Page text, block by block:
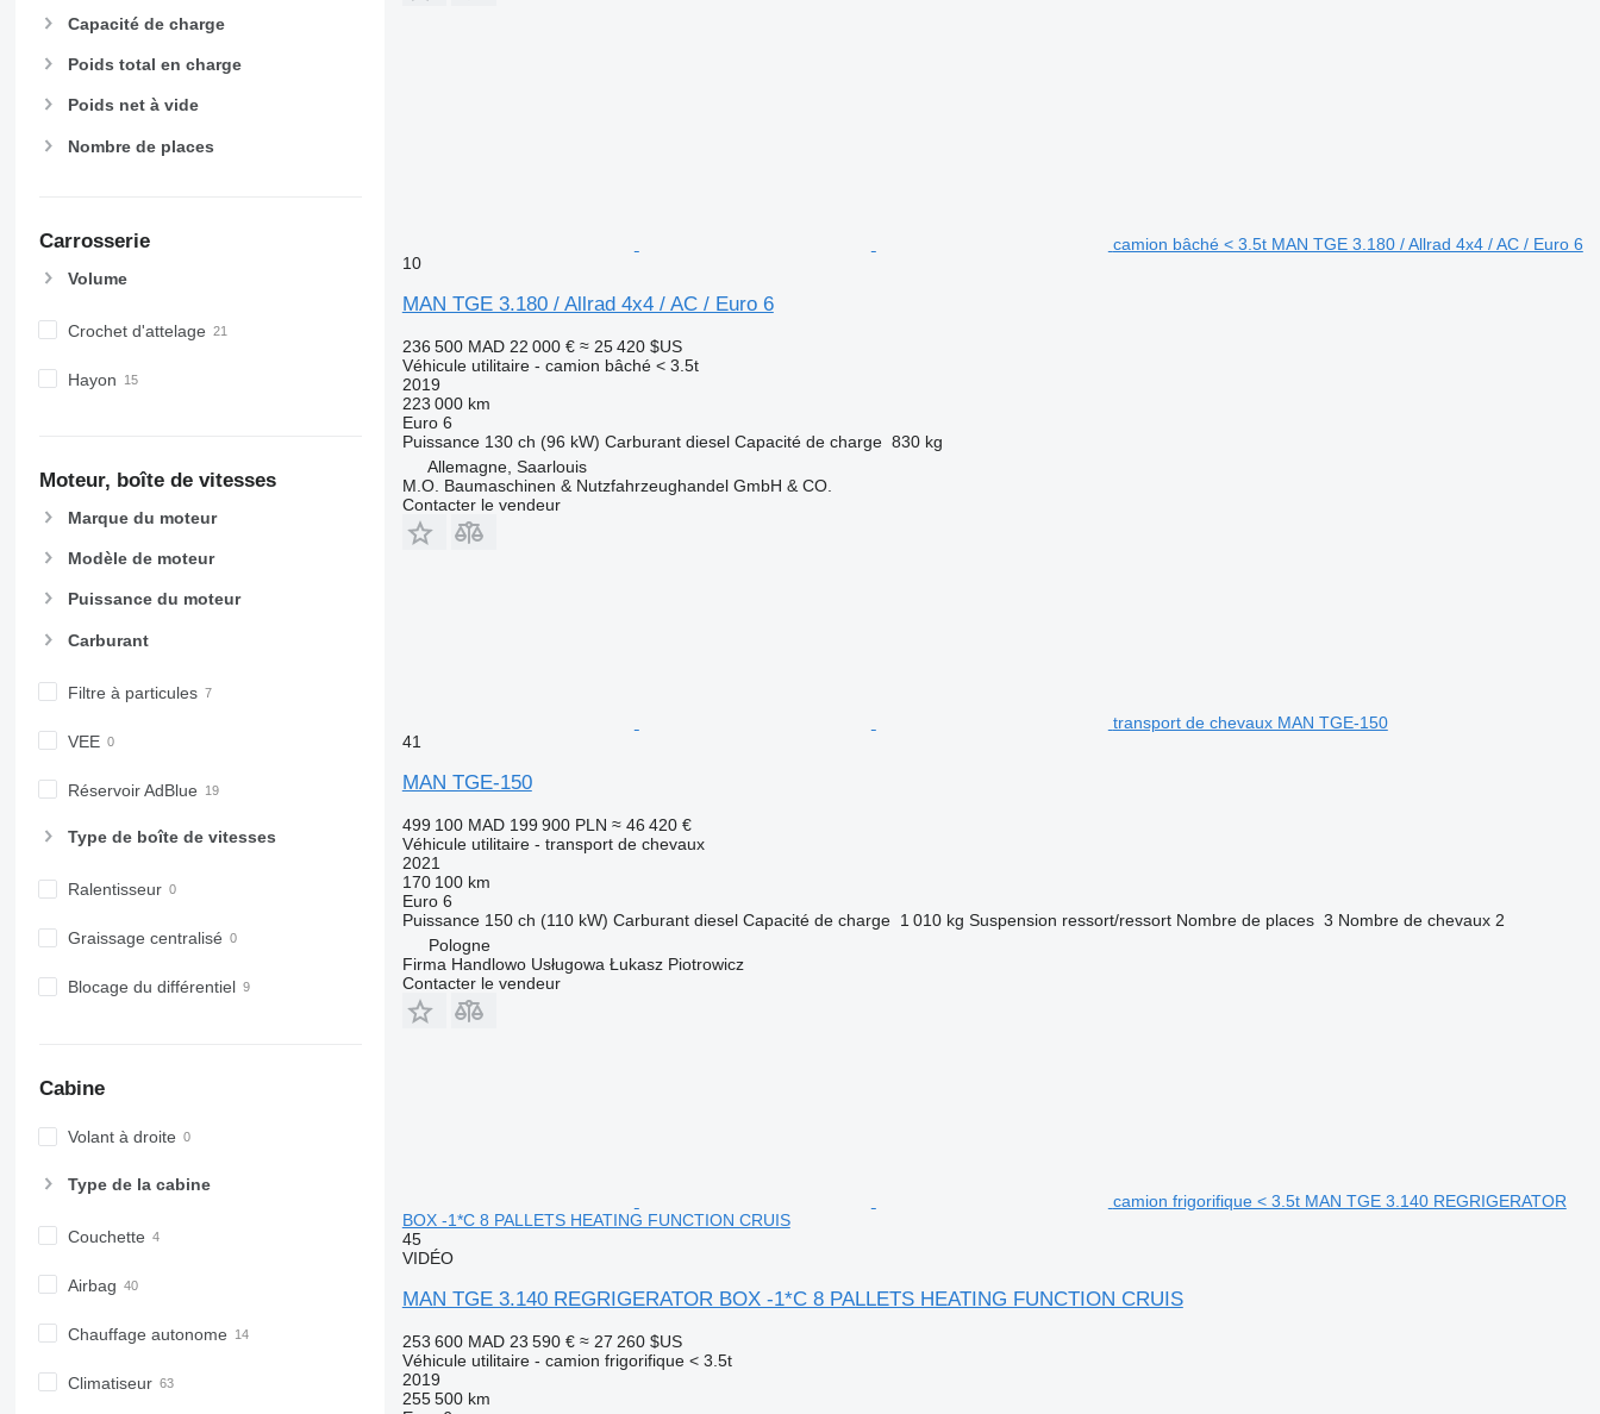
Capacité de charge
Poids total en charge
Poids net à vide
Nombre de places
Carrosserie
Volume
Crochet d'attelage
Hayon
Moteur, boîte de vitesses
Marque du moteur
Modèle de moteur
Puissance du moteur
Carburant
Filtre à particules
VEE
Réservoir AdBlue
Type de boîte de vitesses
Ralentisseur
Graissage centralisé
Blocage du différentiel
Cabine
Volant à droite
Type de la cabine
Couchette
Airbag
Chauffage autonome
Climatiseur
camion bâché < 3.5t MAN TGE 3.180 / Allrad 4x4 / AC / Euro 6
10
MAN TGE 3.180 / Allrad 4x4 / AC / Euro 6
236 500 MAD 22 000 € ≈ 25 420 $US
Véhicule utilitaire - camion bâché < 3.5t
2019
223 000 km
Euro 6
Puissance 130 ch (96 kW) Carburant diesel Capacité de charge 830 kg
Allemagne, Saarlouis
M.O. Baumaschinen & Nutzfahrzeughandel GmbH & CO.
Contacter le vendeur
transport de chevaux MAN TGE-150
41
MAN TGE-150
499 100 MAD 199 900 PLN ≈ 46 420 €
Véhicule utilitaire - transport de chevaux
2021
170 100 km
Euro 6
Puissance 150 ch (110 kW) Carburant diesel Capacité de charge 1 010 kg Suspension ressort/ressort Nombre de places 3 Nombre de chevaux 2
Pologne
Firma Handlowo Usługowa Łukasz Piotrowicz
Contacter le vendeur
camion frigorifique < 3.5t MAN TGE 3.140 REGRIGERATOR
BOX -1*C 8 PALLETS HEATING FUNCTION CRUIS
45
VIDÉO
MAN TGE 3.140 REGRIGERATOR BOX -1*C 8 PALLETS HEATING FUNCTION CRUIS
253 600 MAD 23 590 € ≈ 27 260 $US
Véhicule utilitaire - camion frigorifique < 3.5t
2019
255 500 km